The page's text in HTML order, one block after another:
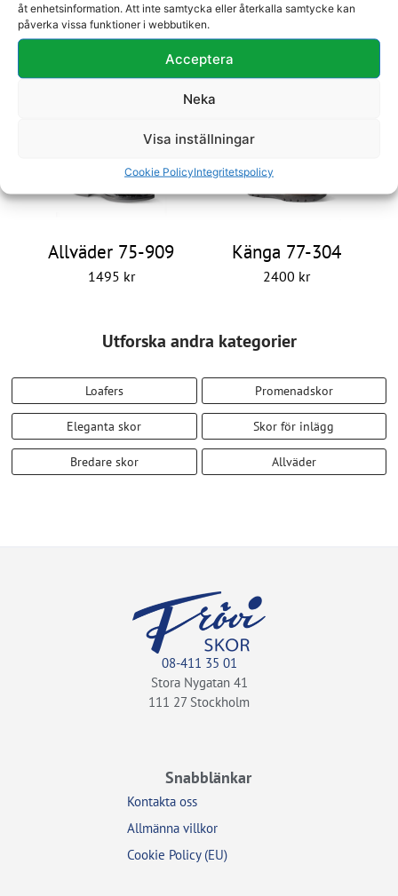
åt enhetsinformation. Att inte samtycka eller återkalla samtycke kan
påverka vissa funktioner i webbutiken.
Acceptera
Neka
Visa inställningar
Cookie PolicyIntegritetspolicy
Känga 77-304
2400 kr
Allväder 75-909
1495 kr
Utforska andra kategorier
Loafers Promenadskor
Eleganta skor Skor för inlägg
Bredare skor Allväder
08-411 35 01
Stora Nygatan 41
111 27 Stockholm
Snabblänkar
Kontakta oss
Allmänna villkor
Cookie Policy (EU)